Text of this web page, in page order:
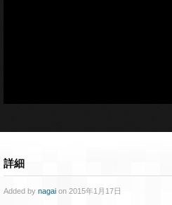
詳細
Added by nagai on 2015年1月17日